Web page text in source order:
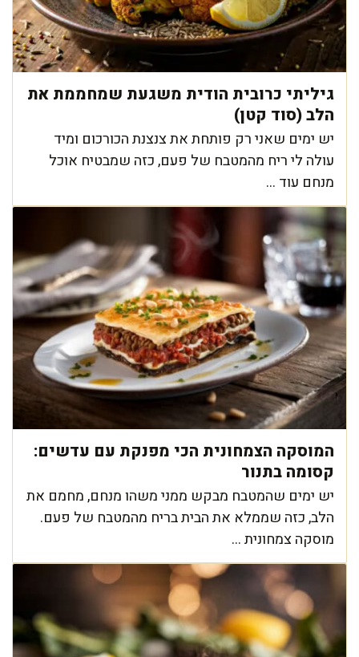
גיליתי כרובית הודית משגעת שמחממת את
הלב (סוד קטן)
יש ימים שאני רק פותחת את צנצנת הכורכום ומיד
עולה לי ריח מהמטבח של פעם, כזה שמבטיח אוכל
מנחם עוד ...
המוסקה הצמחונית הכי מפנקת עם עדשים:
קסומה בתנור
יש ימים שהמטבח מבקש ממני משהו מנחם, מחמם את
הלב, כזה שממלא את הבית בריח מהמטבח של פעם.
מוסקה צמחונית ...